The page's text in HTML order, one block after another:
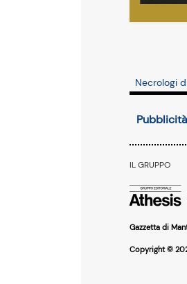
Necrologi
Pubblicità
IL GRUPPO
Gazzetta di
Copyright ©